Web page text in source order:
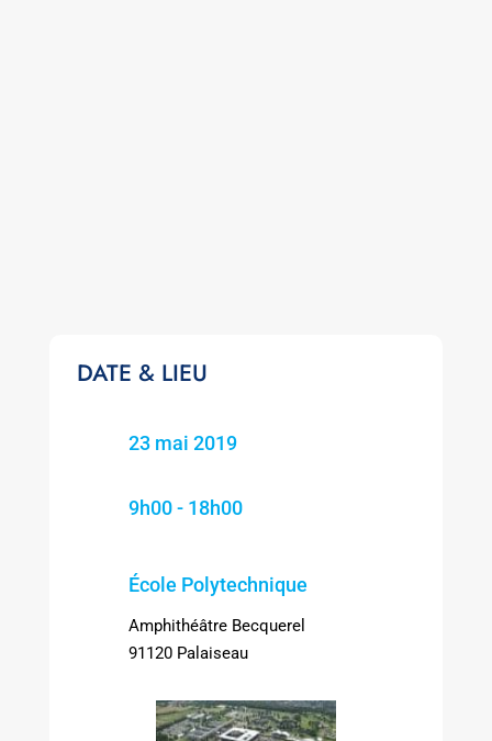
DATE & LIEU
23 mai 2019
9h00 - 18h00
École Polytechnique
Amphithéâtre Becquerel
91120 Palaiseau